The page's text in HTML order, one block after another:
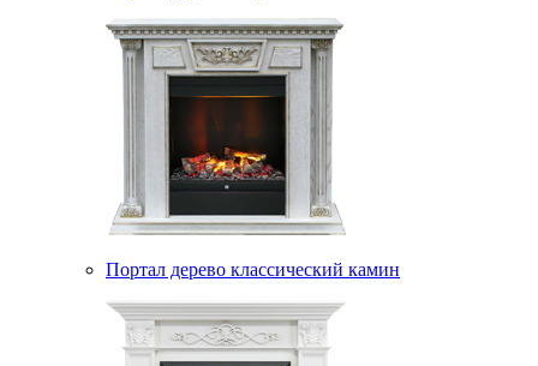
Портал дерево классический камин